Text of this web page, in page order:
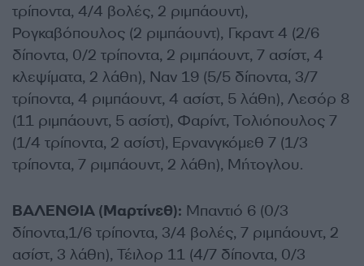
τρίποντα, 4/4 βολές, 2 ριμπάουντ),
Ρογκαβόπουλος (2 ριμπάουντ), Γκραντ 4 (2/6
δίποντα, 0/2 τρίποντα, 2 ριμπάουντ, 7 ασίστ, 4
κλεψίματα, 2 λάθη), Ναν 19 (5/5 δίποντα, 3/7
τρίποντα, 4 ριμπάουντ, 4 ασίστ, 5 λάθη), Λεσόρ 8
(11 ριμπάουντ, 5 ασίστ), Φαρίντ, Τολιόπουλος 7
(1/4 τρίποντα, 2 ασίστ), Ερνανγκόμεθ 7 (1/3
τρίποντα, 7 ριμπάουντ, 2 λάθη), Μήτογλου.
ΒΑΛΕΝΘΙΑ (Μαρτίνεθ): Μπαντιό 6 (0/3
δίποντα,1/6 τρίποντα, 3/4 βολές, 7 ριμπάουντ, 2
ασίστ, 3 λάθη), Τέιλορ 11 (4/7 δίποντα, 0/3